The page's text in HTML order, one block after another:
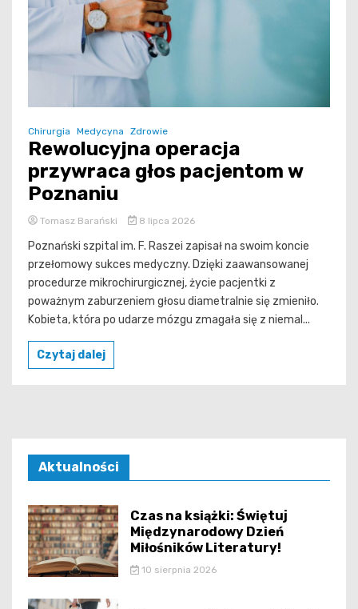
Chirurgia Medycyna Zdrowie
Rewolucyjna operacja
przywraca głos pacjentom w
Poznaniu
Tomasz Barański 8 lipca 2026
Poznański szpital im. F. Raszei zapisał na swoim koncie
przełomowy sukces medyczny. Dzięki zaawansowanej
procedurze mikrochirurgicznej, życie pacjentki z
poważnym zaburzeniem głosu diametralnie się zmieniło.
Kobieta, która po udarze mózgu zmagała się z niemal...
Czytaj dalej
Aktualności
Czas na książki: Świętuj
Międzynarodowy Dzień
Miłośników Literatury!
10 sierpnia 2026